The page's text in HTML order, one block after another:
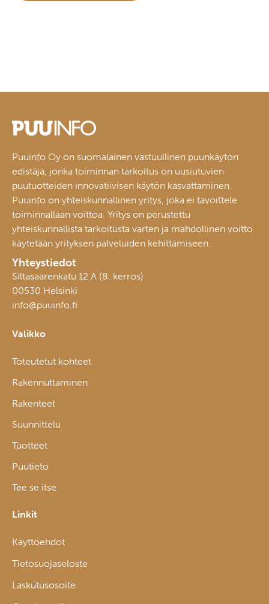
Puuinfo Oy on suomalainen vastuullinen puunkäytön
edistäjä, jonka toiminnan tarkoitus on uusiutuvien
puutuotteiden innovatiivisen käytön kasvattaminen.
Puuinfo on yhteiskunnallinen yritys, joka ei tavoittele
toiminnallaan voittoa. Yritys on perustettu
yhteiskunnallista tarkoitusta varten ja mahdollinen voitto
käytetään yrityksen palveluiden kehittämiseen.
Yhteystiedot
Siltasaarenkatu 12 A (8. kerros)
00530 Helsinki
info@puuinfo.fi
Valikko
Toteutetut kohteet
Rakennuttaminen
Rakenteet
Suunnittelu
Tuotteet
Puutieto
Tee se itse
Linkit
Käyttöehdot
Tietosuojaseloste
Laskutusosoite